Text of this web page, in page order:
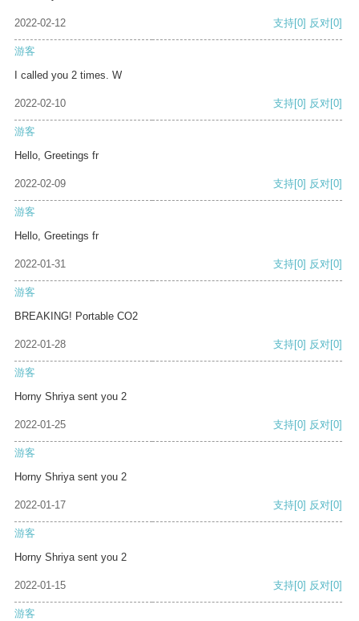
2022-02-12 支持[0] 反对[0]
游客
I called you 2 times. W
2022-02-10 支持[0] 反对[0]
游客
Hello, Greetings fr
2022-02-09 支持[0] 反对[0]
游客
Hello, Greetings fr
2022-01-31 支持[0] 反对[0]
游客
BREAKING! Portable CO2
2022-01-28 支持[0] 反对[0]
游客
Horny Shriya sent you 2
2022-01-25 支持[0] 反对[0]
游客
Horny Shriya sent you 2
2022-01-17 支持[0] 反对[0]
游客
Horny Shriya sent you 2
2022-01-15 支持[0] 反对[0]
游客